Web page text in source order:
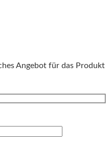
Angebot für das Produkt